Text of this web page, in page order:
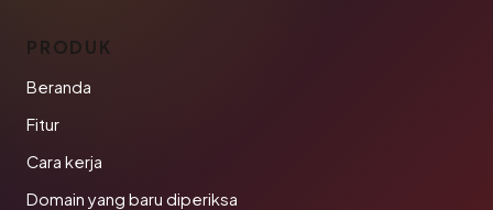
PRODUK
Beranda
Fitur
Cara kerja
Domain yang baru diperiksa